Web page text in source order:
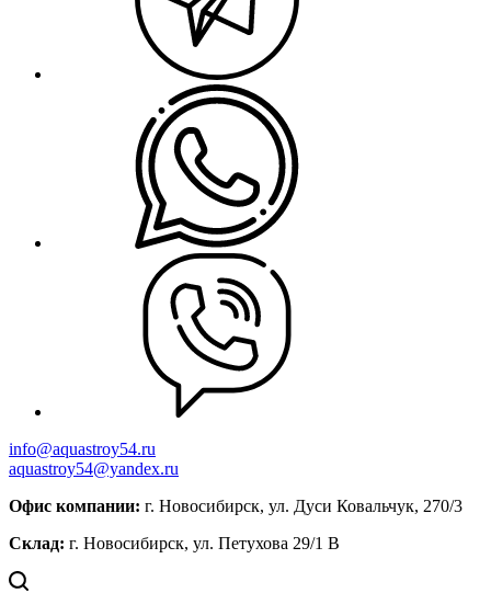
info@aquastroy54.ru
aquastroy54@yandex.ru
Офис компании: г. Новосибирск, ул. Дуси Ковальчук, 270/3
Склад: г. Новосибирск, ул. Петухова 29/1 В